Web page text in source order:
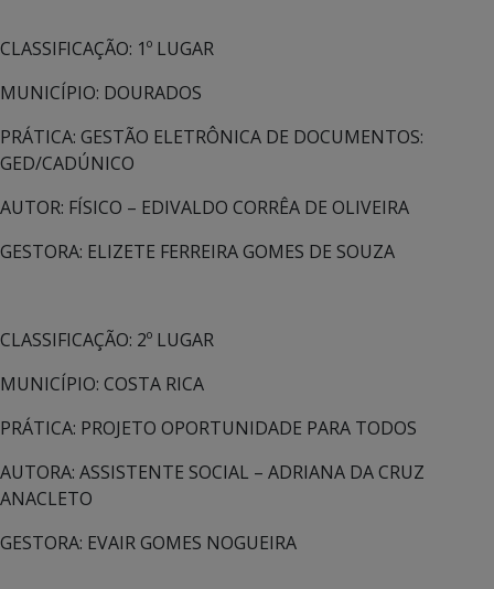
CLASSIFICAÇÃO: 1º LUGAR
MUNICÍPIO: DOURADOS
PRÁTICA: GESTÃO ELETRÔNICA DE DOCUMENTOS:
GED/CADÚNICO
AUTOR: FÍSICO – EDIVALDO CORRÊA DE OLIVEIRA
GESTORA: ELIZETE FERREIRA GOMES DE SOUZA
CLASSIFICAÇÃO: 2º LUGAR
MUNICÍPIO: COSTA RICA
PRÁTICA: PROJETO OPORTUNIDADE PARA TODOS
AUTORA: ASSISTENTE SOCIAL – ADRIANA DA CRUZ
ANACLETO
GESTORA: EVAIR GOMES NOGUEIRA